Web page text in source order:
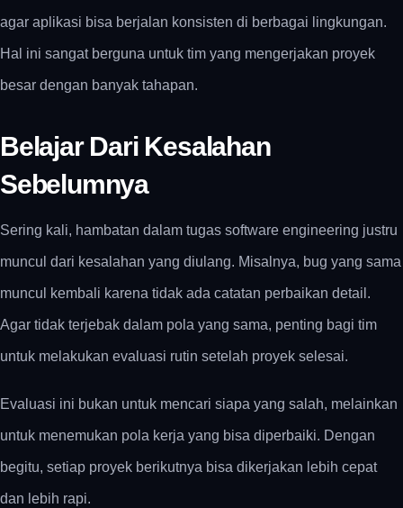
agar aplikasi bisa berjalan konsisten di berbagai lingkungan.
Hal ini sangat berguna untuk tim yang mengerjakan proyek
besar dengan banyak tahapan.
Belajar Dari Kesalahan
Sebelumnya
Sering kali, hambatan dalam tugas software engineering justru
muncul dari kesalahan yang diulang. Misalnya, bug yang sama
muncul kembali karena tidak ada catatan perbaikan detail.
Agar tidak terjebak dalam pola yang sama, penting bagi tim
untuk melakukan evaluasi rutin setelah proyek selesai.
Evaluasi ini bukan untuk mencari siapa yang salah, melainkan
untuk menemukan pola kerja yang bisa diperbaiki. Dengan
begitu, setiap proyek berikutnya bisa dikerjakan lebih cepat
dan lebih rapi.